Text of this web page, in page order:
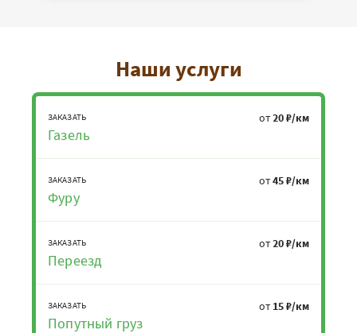
Наши услуги
ЗАКАЗАТЬ
Газель
от20 ₽/км
ЗАКАЗАТЬ
Фуру
от45 ₽/км
ЗАКАЗАТЬ
Переезд
от20 ₽/км
ЗАКАЗАТЬ
Попутный груз
от 15 ₽/км